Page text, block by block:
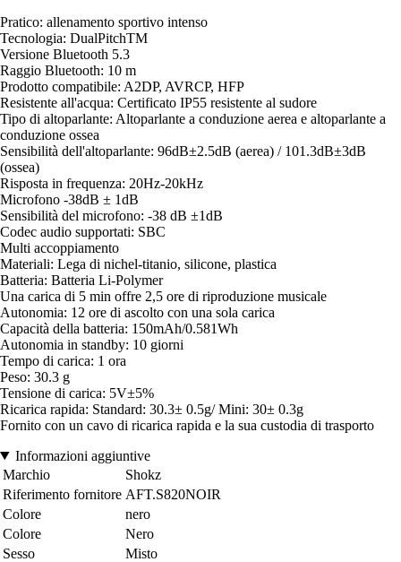
Pratico: allenamento sportivo intenso
Tecnologia: DualPitchTM
Versione Bluetooth 5.3
Raggio Bluetooth: 10 m
Prodotto compatibile: A2DP, AVRCP, HFP
Resistente all'acqua: Certificato IP55 resistente al sudore
Tipo di altoparlante: Altoparlante a conduzione aerea e altoparlante a
conduzione ossea
Sensibilità dell'altoparlante: 96dB±2.5dB (aerea) / 101.3dB±3dB
(ossea)
Risposta in frequenza: 20Hz-20kHz
Microfono -38dB ± 1dB
Sensibilità del microfono: -38 dB ±1dB
Codec audio supportati: SBC
Multi accoppiamento
Materiali: Lega di nichel-titanio, silicone, plastica
Batteria: Batteria Li-Polymer
Una carica di 5 min offre 2,5 ore di riproduzione musicale
Autonomia: 12 ore di ascolto con una sola carica
Capacità della batteria: 150mAh/0.581Wh
Autonomia in standby: 10 giorni
Tempo di carica: 1 ora
Peso: 30.3 g
Tensione di carica: 5V±5%
Ricarica rapida: Standard: 30.3± 0.5g/ Mini: 30± 0.3g
Fornito con un cavo di ricarica rapida e la sua custodia di trasporto
Informazioni aggiuntive
Marchio
Shokz
Riferimento fornitore AFT.S820NOIR
Colore
nero
Colore
Nero
Sesso
Misto